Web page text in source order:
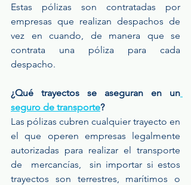
Estas pólizas son contratadas por
empresas que realizan despachos de
vez en cuando, de manera que se
contrata una póliza para cada
despacho.
¿Qué trayectos se aseguran en un
seguro de transporte?
Las pólizas cubren cualquier trayecto en
el que operen empresas legalmente
autorizadas  para  realizar  el  transporte
de  mercancías,  sin importar si estos
trayectos son terrestres, marítimos o